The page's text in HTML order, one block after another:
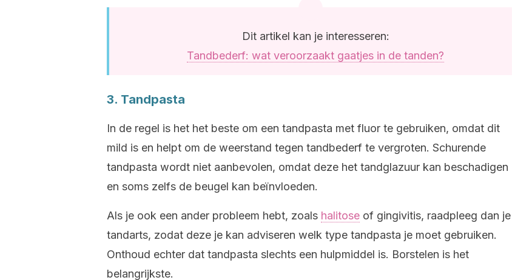
Dit artikel kan je interesseren:
Tandbederf: wat veroorzaakt gaatjes in de tanden?
3. Tandpasta
In de regel is het het beste om een tandpasta met fluor te gebruiken, omdat dit
mild is en helpt om de weerstand tegen tandbederf te vergroten. Schurende
tandpasta wordt niet aanbevolen, omdat deze het tandglazuur kan beschadigen
en soms zelfs de beugel kan beïnvloeden.
Als je ook een ander probleem hebt, zoals halitose of gingivitis, raadpleeg dan je
tandarts, zodat deze je kan adviseren welk type tandpasta je moet gebruiken.
Onthoud echter dat tandpasta slechts een hulpmiddel is. Borstelen is het
belangrijkste.